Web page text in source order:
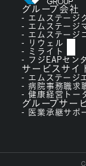
グループ会社
エムステージ
エムステージ
エムステージ
リウェル
ミライト
フジEAPセン
サービスサイ
エムステージ
病院事務職求
健康経営トー
グループサー
医業承継サポ